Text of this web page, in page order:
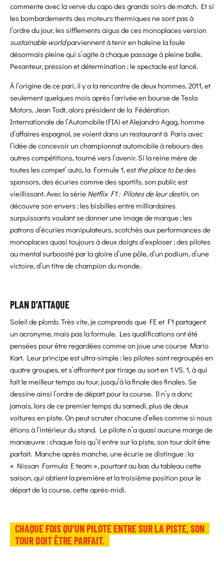
commente avec la verve du capo des grands soirs de match. Et si
les bombardements des moteurs thermiques ne sont pas à
l’ordre du jour, les sifflements aigus de ces monoplaces version
sustainable worldparviennent à tenir en haleine la foule
désormais pleine qui s’agite à chaque passage à pleine balle.
Pesanteur, pression et détermination : le spectacle est lancé.
À l’origine de ce pari, il y a la rencontre de deux hommes. 2011, et
seulement quelques mois après l’arrivée en bourse de Tesla
Motors, Jean Todt, alors président de la Fédération
Internationale de l’Automobile (FIA) et Alejandro Agag, homme
d’affaires espagnol, se voient dans un restaurant à Paris avec
l’idée de concevoir un championnat automobile à rebours des
autres compétitions, tourné vers l’avenir. Si la reine mère de
toutes les compet’ auto, la Formule 1, est the place to bedes
sponsors, des écuries comme des sportifs, son public est
vieillissant. Avec la série Netflix F1 : Pilotes de leur destin, on
découvre son envers ; les bisbilles entre milliardaires
surpuissants voulant se donner une image de marque ; les
patrons d’écuries manipulateurs, scotchés aux performances de
monoplaces quasi toujours à deux doigts d’exploser ; des pilotes
au mental surboosté par la gloire d’une pôle, d’un podium, d’une
victoire, d’un titre de champion du monde.
PLAN D’ATTAQUE
Soleil de plomb. Très vite, je comprends que FE et F1 partagent
un acronyme, mais pas la formule. Les qualifications ont été
pensées pour être regardées comme on joue une course Mario
Kart. Leur principe est ultra-simple : les pilotes sont regroupés en
quatre groupes, et s’affrontent par tirage au sort en 1 VS. 1, à qui
fait le meilleur temps au tour, jusqu’à la finale des finales. Se
dessine ainsi l’ordre de départ pour la course. Il n’y a donc
jamais, lors de ce premier temps du samedi, plus de deux
voitures en piste. On peut scruter chacune d’elles comme si nous
étions à l’intérieur du stand. Le pilote n’a quasi aucune marge de
manœuvre : chaque fois qu’il entre sur la piste, son tour doit être
parfait. Manche après manche, une écurie se distingue : la
« Nissan Formula E team », pourtant au bas du tableau cette
saison, qui obtient la première et la troisième position pour le
départ de la course, cette après-midi.
CHAQUE FOIS QU’UN PILOTE ENTRE SUR LA PISTE, SON
TOUR DOIT ÊTRE PARFAIT.